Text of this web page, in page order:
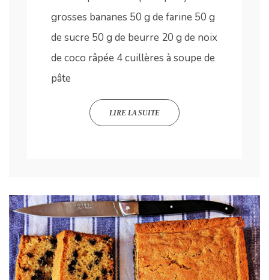
grosses bananes 50 g de farine 50 g
de sucre 50 g de beurre 20 g de noix
de coco râpée 4 cuillères à soupe de
pâte
LIRE LA SUITE